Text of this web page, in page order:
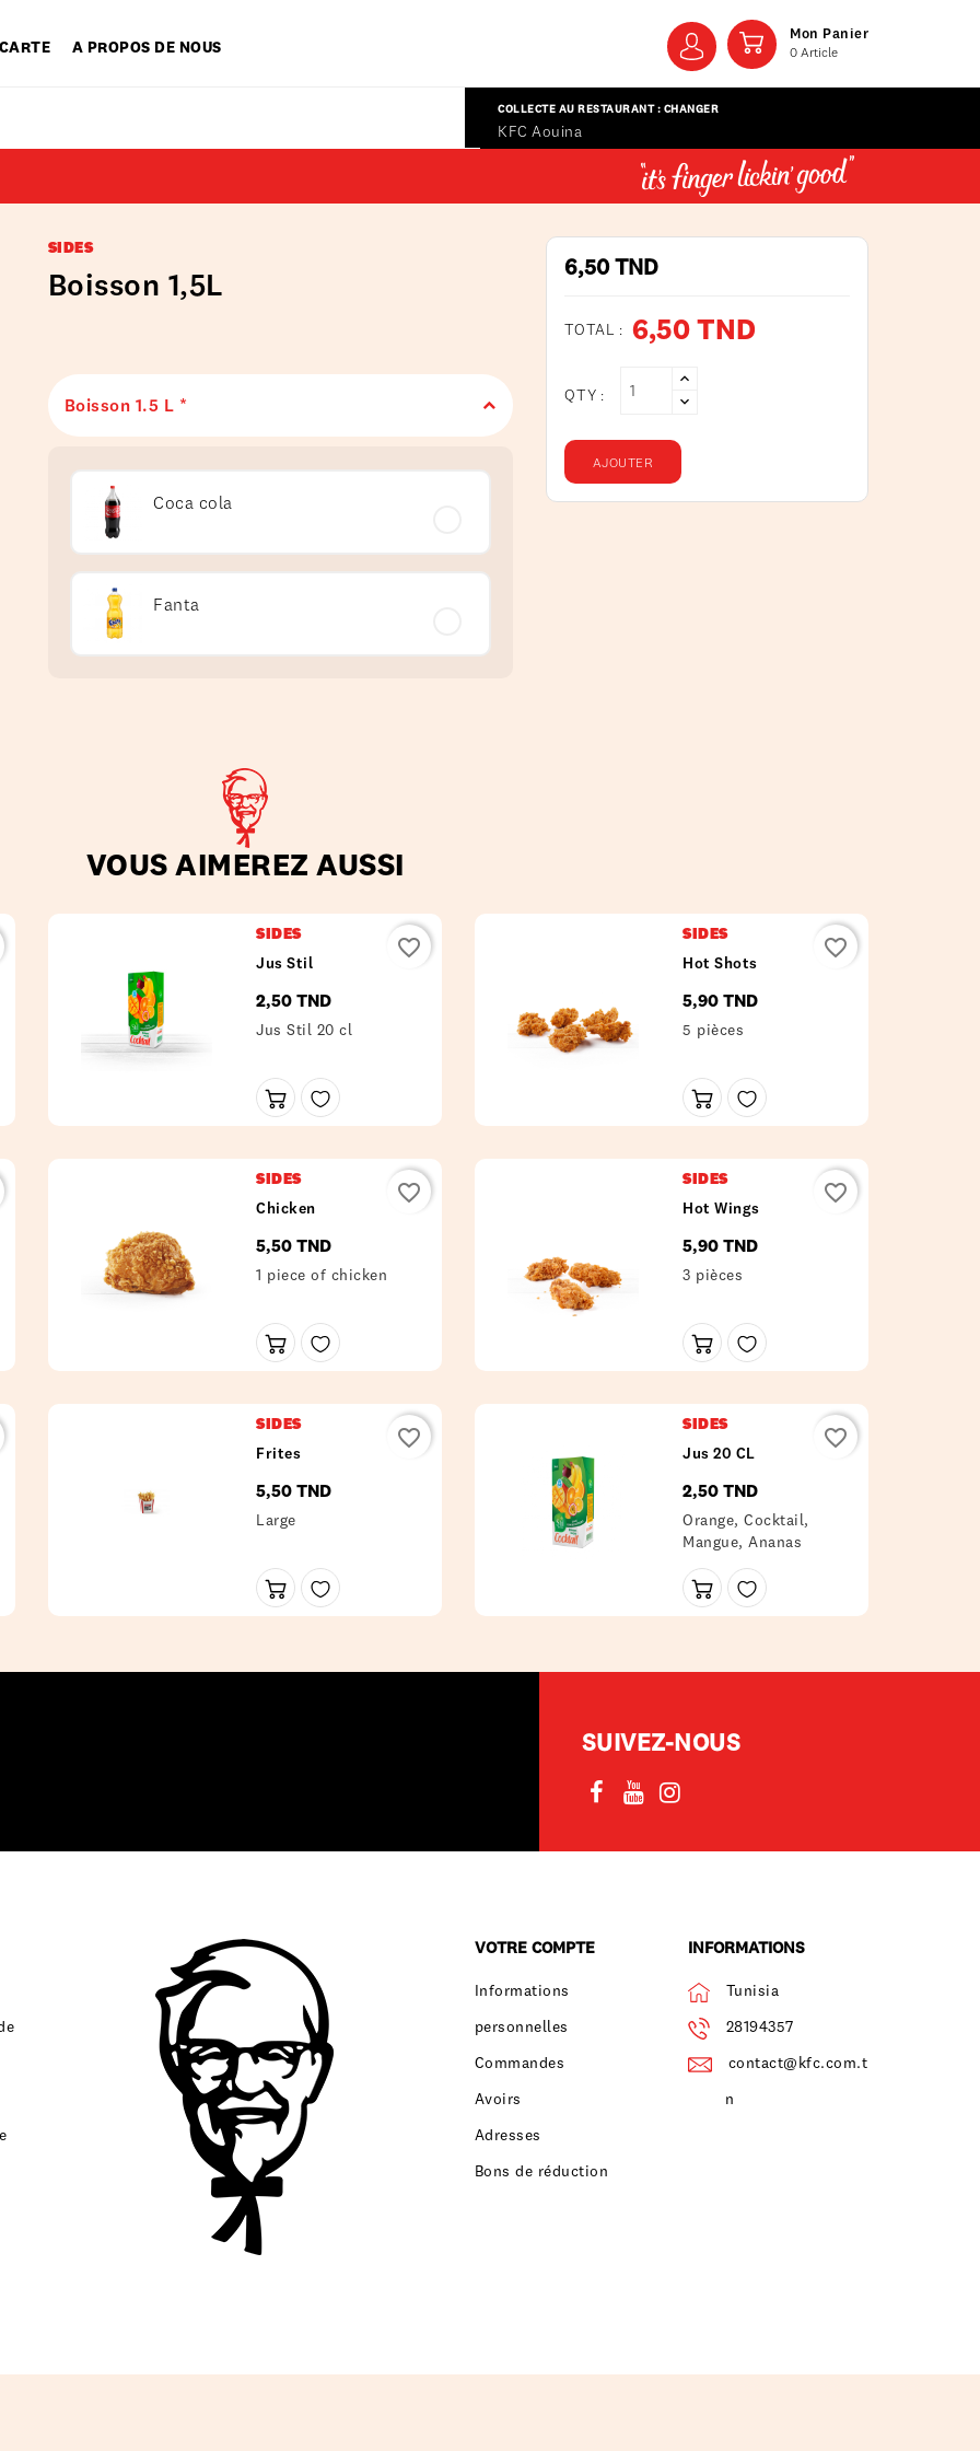
A PROPOS DE NOUS
Mon Panier
0 Article
COLLECTE AU RESTAURANT : CHANGER
KFC Aouina
SIDES
Boisson 1,5L
Boisson 1.5 L *
Coca cola
Fanta
6,50 TND
TOTAL : 6,50 TND
QTY :
AJOUTER
VOUS AIMEREZ AUSSI
SIDES
Jus Stil
2,50 TNDPrix
Jus Stil 20 cl
favorite_border
SIDES
Chicken
5,50 TNDPrix
1 piece of chicken
favorite_border
SIDES
Frites
5,50 TNDPrix
Large
favorite_border
SIDES
Hot Shots
5,90 TNDPrix
5 pièces
favorite_border
SIDES
Hot Wings
5,90 TNDPrix
3 pièces
favorite_border
SIDES
Jus 20 CL
2,50 TNDPrix
Orange, Cocktail,
Mangue, Ananas
favorite_border
SUIVEZ-NOUS
VOTRE COMPTE
Informations
personnelles
Commandes
Avoirs
Adresses
Bons de réduction
INFORMATIONS
Tunisia
28194357
contact@kfc.com.t
n